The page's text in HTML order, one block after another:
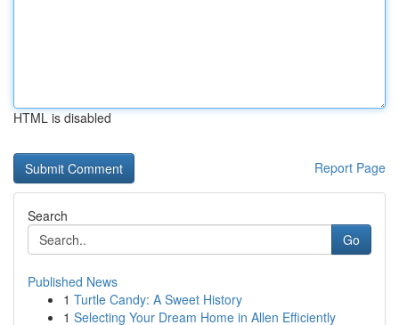
HTML is disabled
Report Page
Search
Go
Published News
1 Turtle Candy: A Sweet History
1 Selecting Your Dream Home in Allen Efficiently